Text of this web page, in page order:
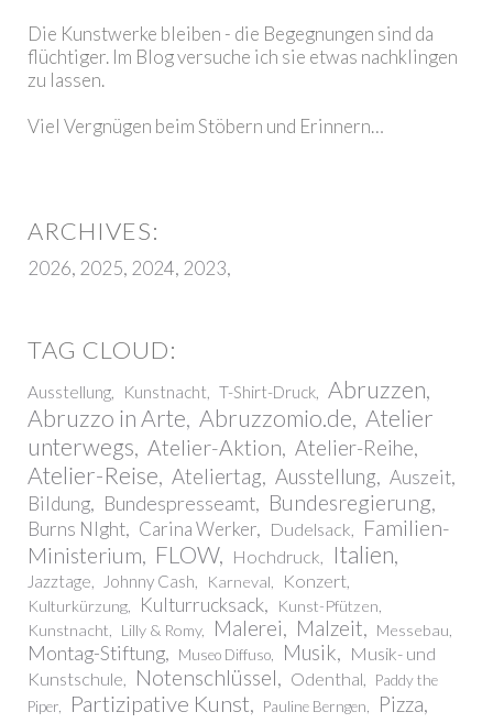
Die Kunstwerke bleiben - die Begegnungen sind da
flüchtiger. Im Blog versuche ich sie etwas nachklingen
zu lassen.
Viel Vergnügen beim Stöbern und Erinnern…
2026 2025 2024 2023
Ausstellung Kunstnacht T-Shirt-Druck
Abruzzen
Abruzzo in Arte Abruzzomio.de Atelier
unterwegs
Atelier-Aktion Atelier-Reihe
Atelier-Reise Ateliertag Ausstellung
Auszeit
Bildung
Bundespresseamt Bundesregierung
Burns NIght Carina Werker Dudelsack
Familien-
Ministerium
FLOW Hochdruck Italien
Jazztage Johnny Cash Karneval Konzert
Kulturkürzung Kulturrucksack
Kunst-Pfützen
Kunstnacht
Lilly & Romy Malerei Malzeit Messebau
Montag-Stiftung Museo Diffuso Musik
Musik- und
Kunstschule
Notenschlüssel Odenthal
Paddy the
Piper
Partizipative Kunst Pauline Berngen
Pizza